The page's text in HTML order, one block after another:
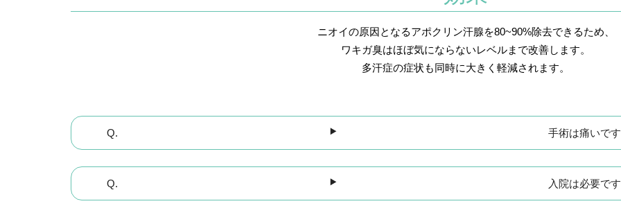
ニオイの原因となるアポクリン汗腺を80~90%除去できるため、
ワキガ臭はほぼ気にならないレベルまで改善します。
多汗症の症状も同時に大きく軽減されます。
手術は痛いで
入院は必要で